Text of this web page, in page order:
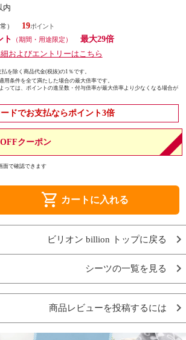
内
）
19
ト
（期間・用途限定）
最大29倍
およびエントリーはこちら
を除く商品代金(税抜)の1％です。
用条件を全て満たした場合の最大倍率です。
っては、ポイントの進呈数・付与倍率が最大倍率より少なくなる場合が
ドでお支払ならポイント3倍
OFFクーポン
面で確認できます
shopping_cart カートに入れる
ビリオン billion トップに戻る
シーツの一覧を見る
商品レビューを投稿するには